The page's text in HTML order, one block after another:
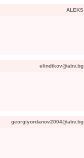
ALEKS
elindikov@abv.bg
georgiyordanov2004@abv.bg